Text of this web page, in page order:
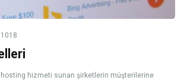
1018
hosting hizmeti sunan şirketlerin müşterilerine